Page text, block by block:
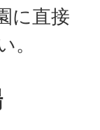
に直接
。